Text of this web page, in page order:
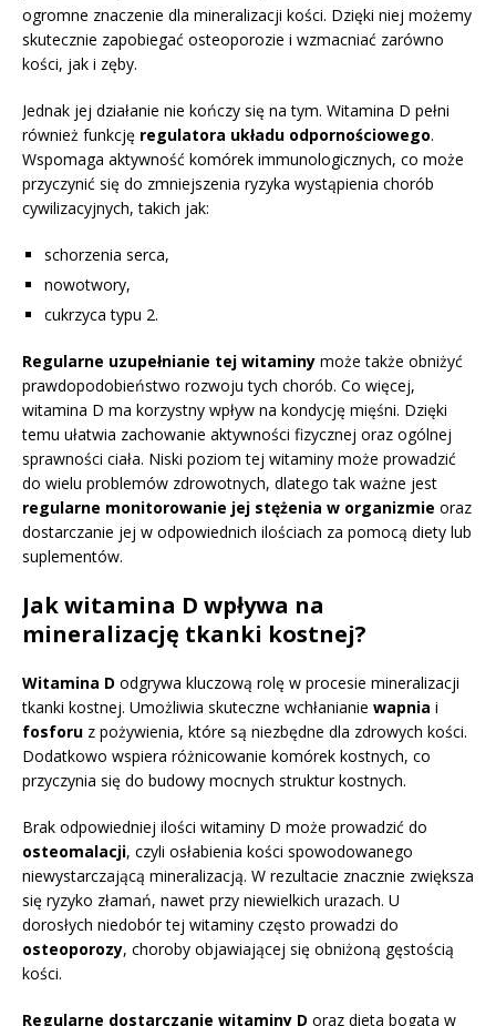
ogromne znaczenie dla mineralizacji kości. Dzięki niej możemy
skutecznie zapobiegać osteoporozie i wzmacniać zarówno
kości, jak i zęby.
Jednak jej działanie nie kończy się na tym. Witamina D pełni
również funkcję regulatora układu odpornościowego.
Wspomaga aktywność komórek immunologicznych, co może
przyczynić się do zmniejszenia ryzyka wystąpienia chorób
cywilizacyjnych, takich jak:
schorzenia serca,
nowotwory,
cukrzyca typu 2.
Regularne uzupełnianie tej witaminy może także obniżyć
prawdopodobieństwo rozwoju tych chorób. Co więcej,
witamina D ma korzystny wpływ na kondycję mięśni. Dzięki
temu ułatwia zachowanie aktywności fizycznej oraz ogólnej
sprawności ciała. Niski poziom tej witaminy może prowadzić
do wielu problemów zdrowotnych, dlatego tak ważne jest
regularne monitorowanie jej stężenia w organizmie oraz
dostarczanie jej w odpowiednich ilościach za pomocą diety lub
suplementów.
Jak witamina D wpływa na
mineralizację tkanki kostnej?
Witamina D odgrywa kluczową rolę w procesie mineralizacji
tkanki kostnej. Umożliwia skuteczne wchłanianie wapnia i
fosforu z pożywienia, które są niezbędne dla zdrowych kości.
Dodatkowo wspiera różnicowanie komórek kostnych, co
przyczynia się do budowy mocnych struktur kostnych.
Brak odpowiedniej ilości witaminy D może prowadzić do
osteomalacji, czyli osłabienia kości spowodowanego
niewystarczającą mineralizacją. W rezultacie znacznie zwiększa
się ryzyko złamań, nawet przy niewielkich urazach. U
dorosłych niedobór tej witaminy często prowadzi do
osteoporozy, choroby objawiającej się obniżoną gęstością
kości.
Regularne dostarczanie witaminy D oraz dieta bogata w